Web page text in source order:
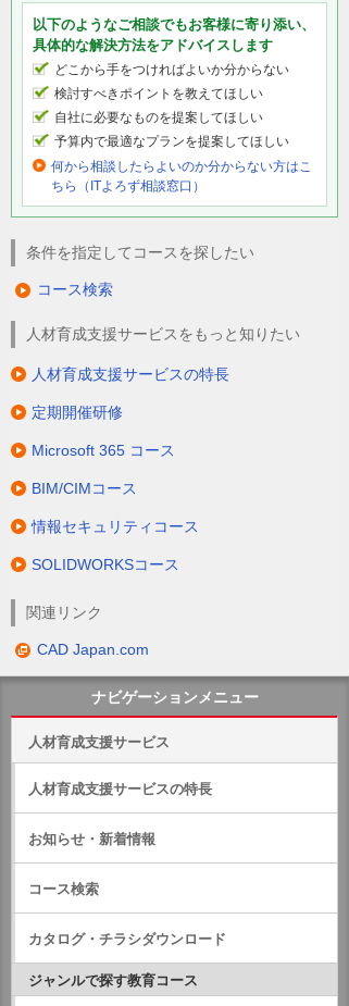
以下のようなご相談でもお客様に寄り添い、
具体的な解決方法をアドバイスします
どこから手をつければよいか分からない
検討すべきポイントを教えてほしい
自社に必要なものを提案してほしい
予算内で最適なプランを提案してほしい
何から相談したらよいのか分からない方はこ
ちら（ITよろず相談窓口）
条件を指定してコースを探したい
コース検索
人材育成支援サービスをもっと知りたい
人材育成支援サービスの特長
定期開催研修
Microsoft 365 コース
BIM/CIMコース
情報セキュリティコース
SOLIDWORKSコース
関連リンク
CAD Japan.com
ナビゲーションメニュー
人材育成支援サービス
人材育成支援サービスの特長
お知らせ・新着情報
コース検索
カタログ・チラシダウンロード
ジャンルで探す教育コース